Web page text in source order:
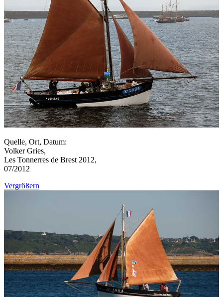
Quelle, Ort, Datum:
Volker Gries,
Les Tonnerres de Brest 2012,
07/2012
Vergrößern